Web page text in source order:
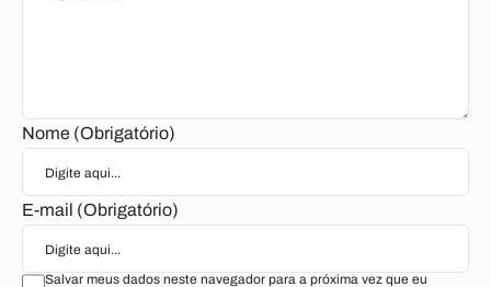
Nome (Obrigatório)
E-mail (Obrigatório)
Salvar meus dados neste navegador para a próxima vez que eu